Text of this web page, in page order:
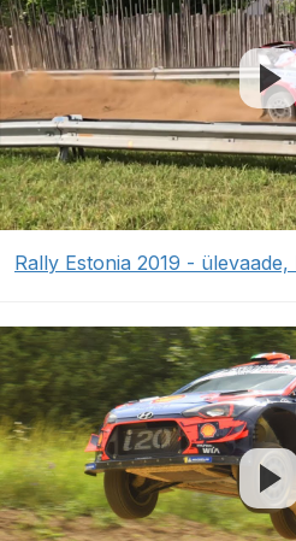
Rally Estonia 2019 - ülevaade,